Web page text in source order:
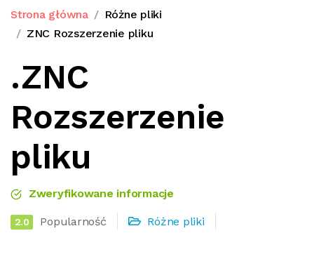
Strona główna
Różne pliki
ZNC Rozszerzenie pliku
.ZNC
Rozszerzenie
pliku
Zweryfikowane informacje
2.0 Popularność Różne pliki